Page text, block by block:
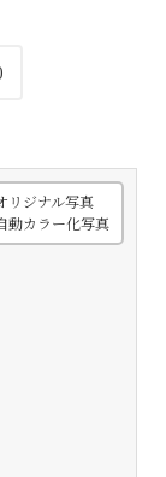
リジナル写真
動カラー化写真